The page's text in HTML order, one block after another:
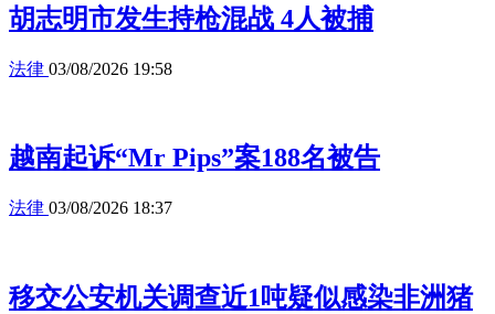
胡志明市发生持枪混战 4人被捕
法律 03/08/2026 19:58
越南起诉“Mr Pips”案188名被告
法律 03/08/2026 18:37
移交公安机关调查近1吨疑似感染非洲猪